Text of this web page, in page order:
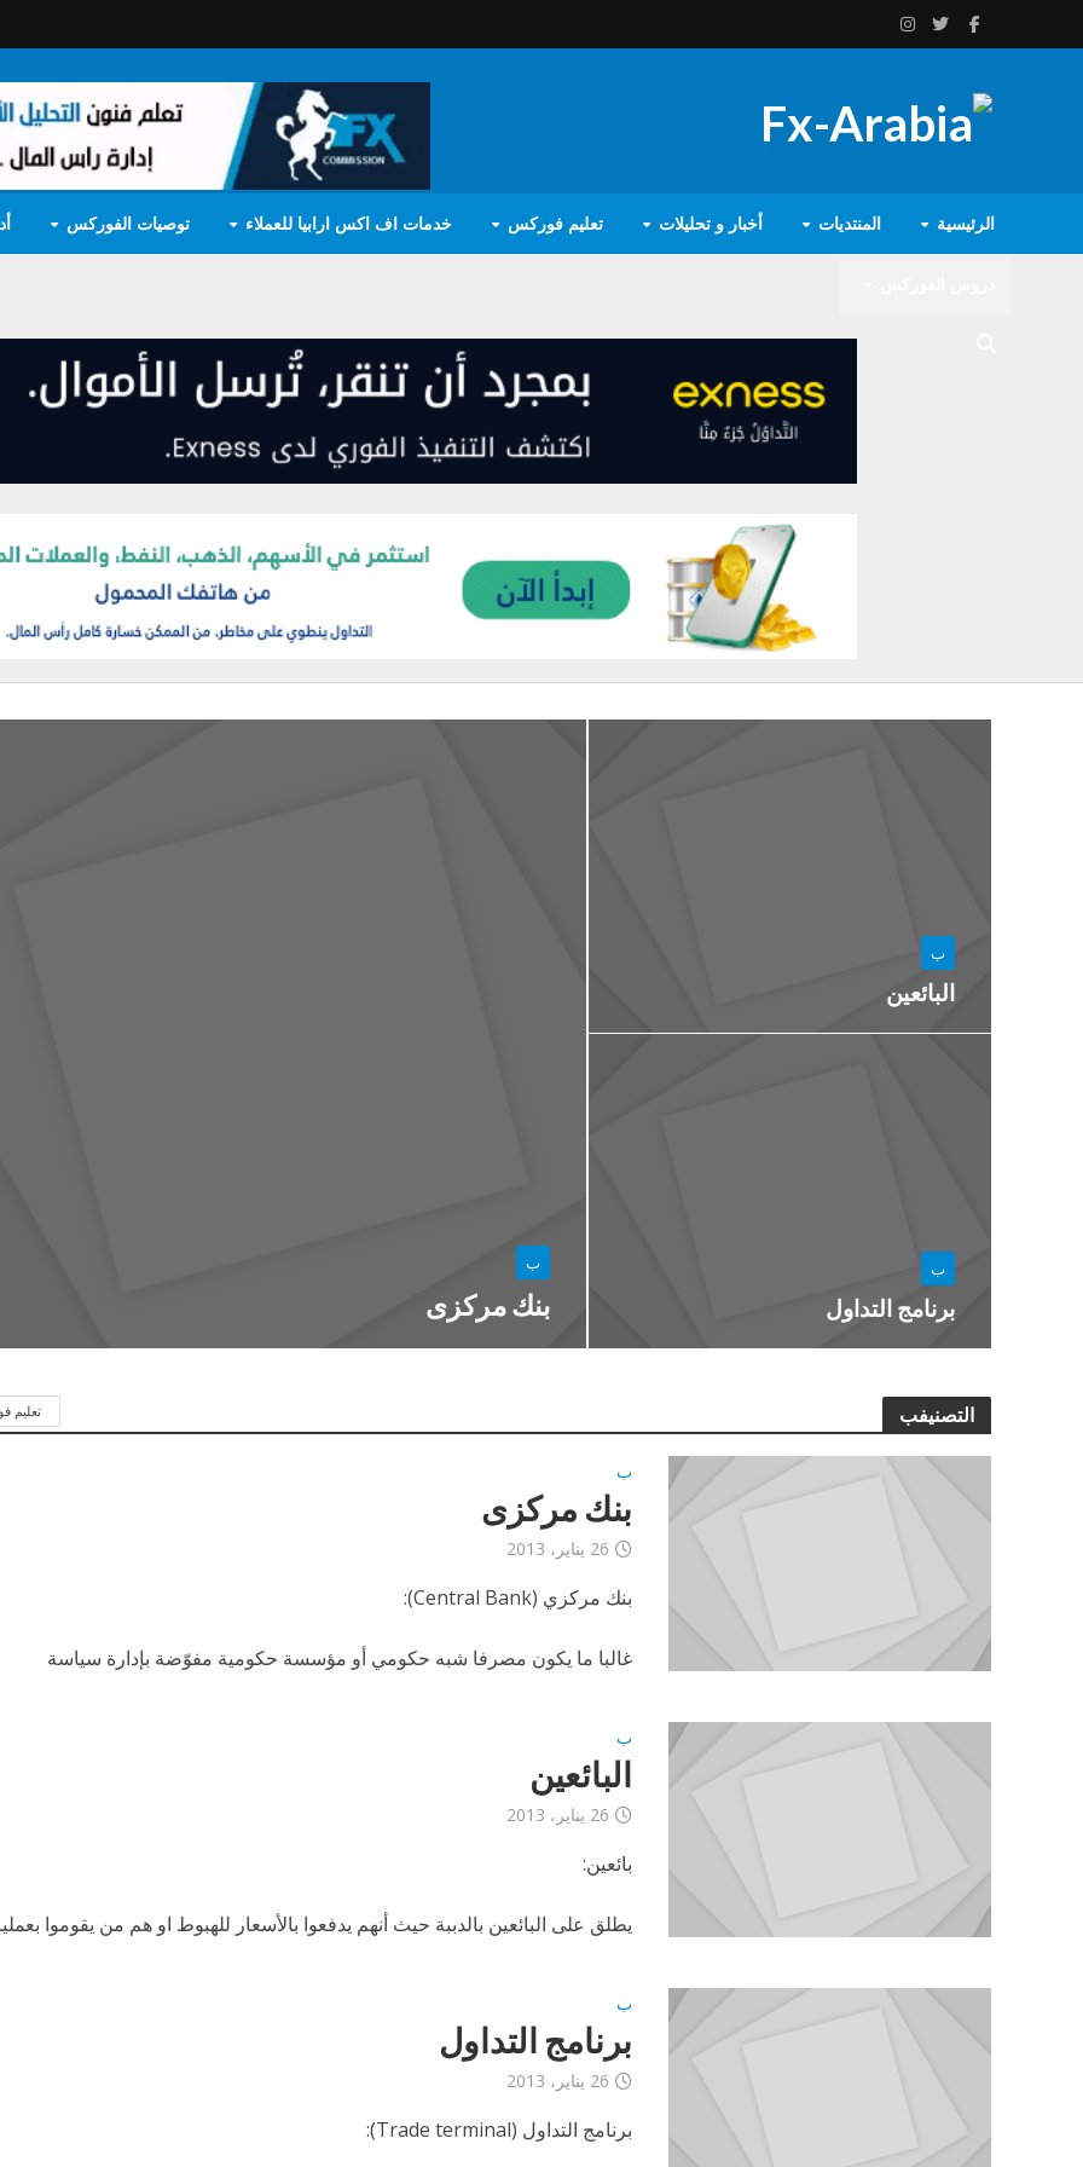
الرئيسية المنتديات أخبار و تحليلات تعليم فوركس خدمات اف اكس ارابيا للعملاء توصيات الفوركس
ب
بنك مركزى
ب
البائعين
ب
برنامج التداول
التصنيفب تعليم
ب
بنك مركزى
26 يناير، 2013
بنك مركزي (Central Bank):
غالبا ما يكون مصرفا شبه حكومي أو مؤسسة حكومية مفوّضة بإدارة سياسة
ب
البائعين
26 يناير، 2013
بائعين:
يطلق على البائعين بالدببة حيث أنهم يدفعوا بالأسعار للهبوط او هم من يقوموا
ب
برنامج التداول
26 يناير، 2013
برنامج التداول (Trade terminal):